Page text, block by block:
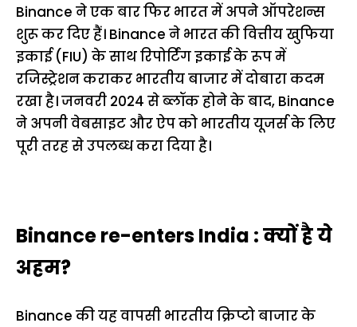
Binance ने एक बार फिर भारत में अपने ऑपरेशन्स
शुरू कर दिए हैं। Binance ने भारत की वित्तीय खुफिया
इकाई (FIU) के साथ रिपोर्टिंग इकाई के रूप में
रजिस्ट्रेशन कराकर भारतीय बाजार में दोबारा कदम
रखा है। जनवरी 2024 से ब्लॉक होने के बाद, Binance
ने अपनी वेबसाइट और ऐप को भारतीय यूजर्स के लिए
पूरी तरह से उपलब्ध करा दिया है।
Binance re-enters India : क्यों है ये
अहम?
Binance की यह वापसी भारतीय क्रिप्टो बाजार के